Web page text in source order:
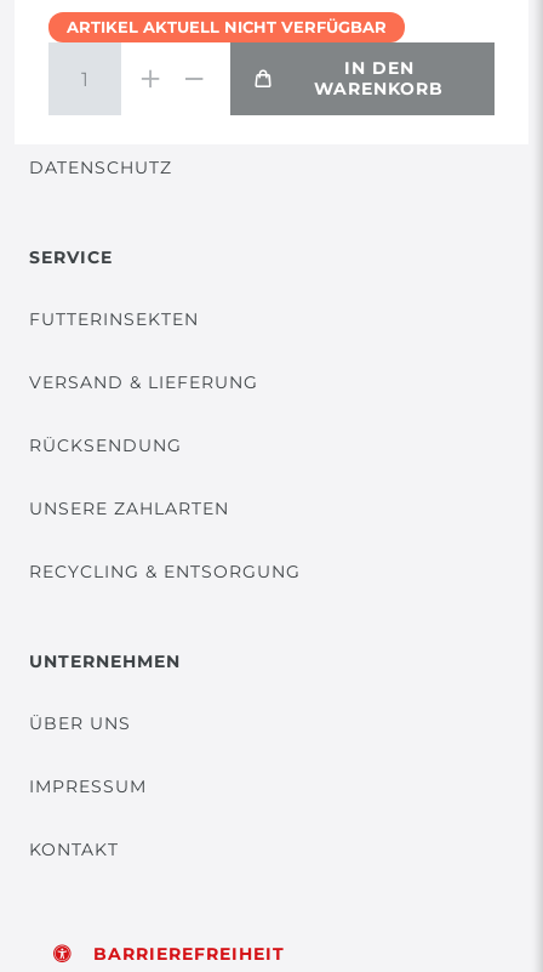
ARTIKEL AKTUELL NICHT VERFÜGBAR
IN DEN
WARENKORB
WIDERRUF
DATENSCHUTZ
SERVICE
FUTTERINSEKTEN
VERSAND & LIEFERUNG
RÜCKSENDUNG
UNSERE ZAHLARTEN
RECYCLING & ENTSORGUNG
UNTERNEHMEN
ÜBER UNS
IMPRESSUM
KONTAKT
BARRIEREFREIHEIT